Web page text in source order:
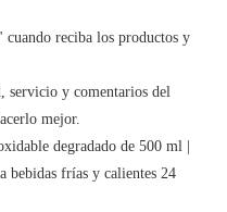
reciba los productos y
servicio y comentarios del
mejor.